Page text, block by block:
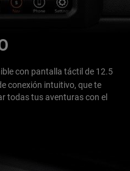
con pantalla táctil de 12.5
conexión intuitivo, que te
todas tus aventuras con el